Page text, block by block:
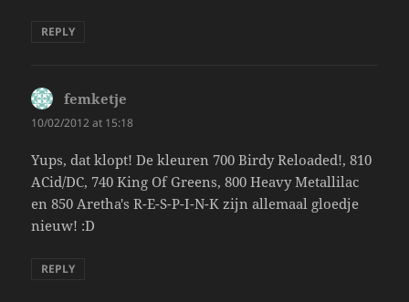
REPLY
femketje
10/02/2012 at 15:18
Yups, dat klopt! De kleuren 700 Birdy Reloaded!, 810
ACid/DC, 740 King Of Greens, 800 Heavy Metallilac
en 850 Aretha's R-E-S-P-I-N-K zijn allemaal gloedje
nieuw! :D
REPLY